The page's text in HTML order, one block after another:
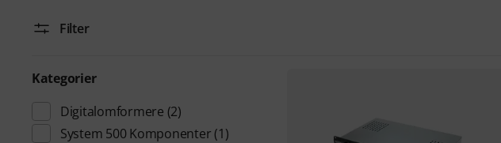
Filter
Kategorier
Digitalomformere (2)
System 500 Komponenter (1)